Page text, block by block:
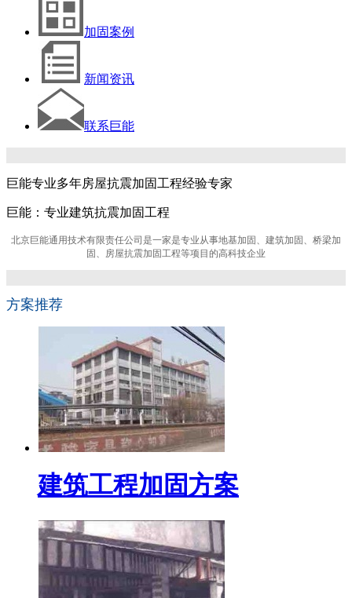
加固案例
新闻资讯
联系巨能
巨能专业多年房屋抗震加固工程经验专家
巨能：专业建筑抗震加固工程
北京巨能通用技术有限责任公司是一家是专业从事地基加固、建筑加固、桥梁加
固、房屋抗震加固工程等项目的高科技企业
方案推荐
建筑工程加固方案